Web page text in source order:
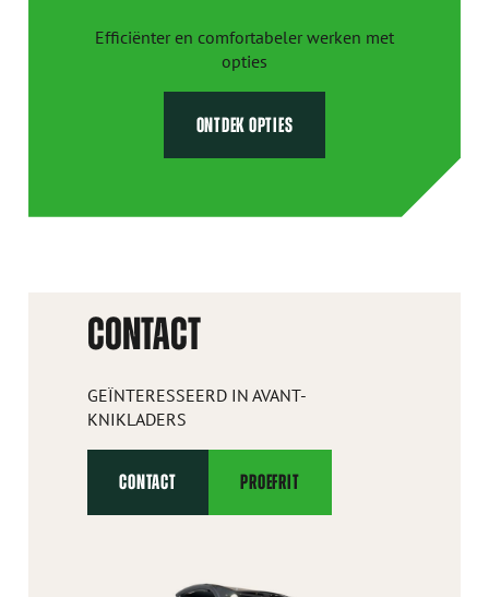
Efficiënter en comfortabeler werken met
opties
ONTDEK OPTIES
CONTACT
GEÏNTERESSEERD IN AVANT-
KNIKLADERS
CONTACT PROEFRIT